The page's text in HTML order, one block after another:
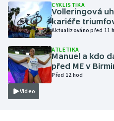
Moderní pětiboj
Motorsport
Olympijské hry
Parasport
CYKLISTIKA
Volleringová
kariéře
Aktualizováno před 11
Video
ATLETIKA
Manuel a kdo
před ME v
Před 12 hod